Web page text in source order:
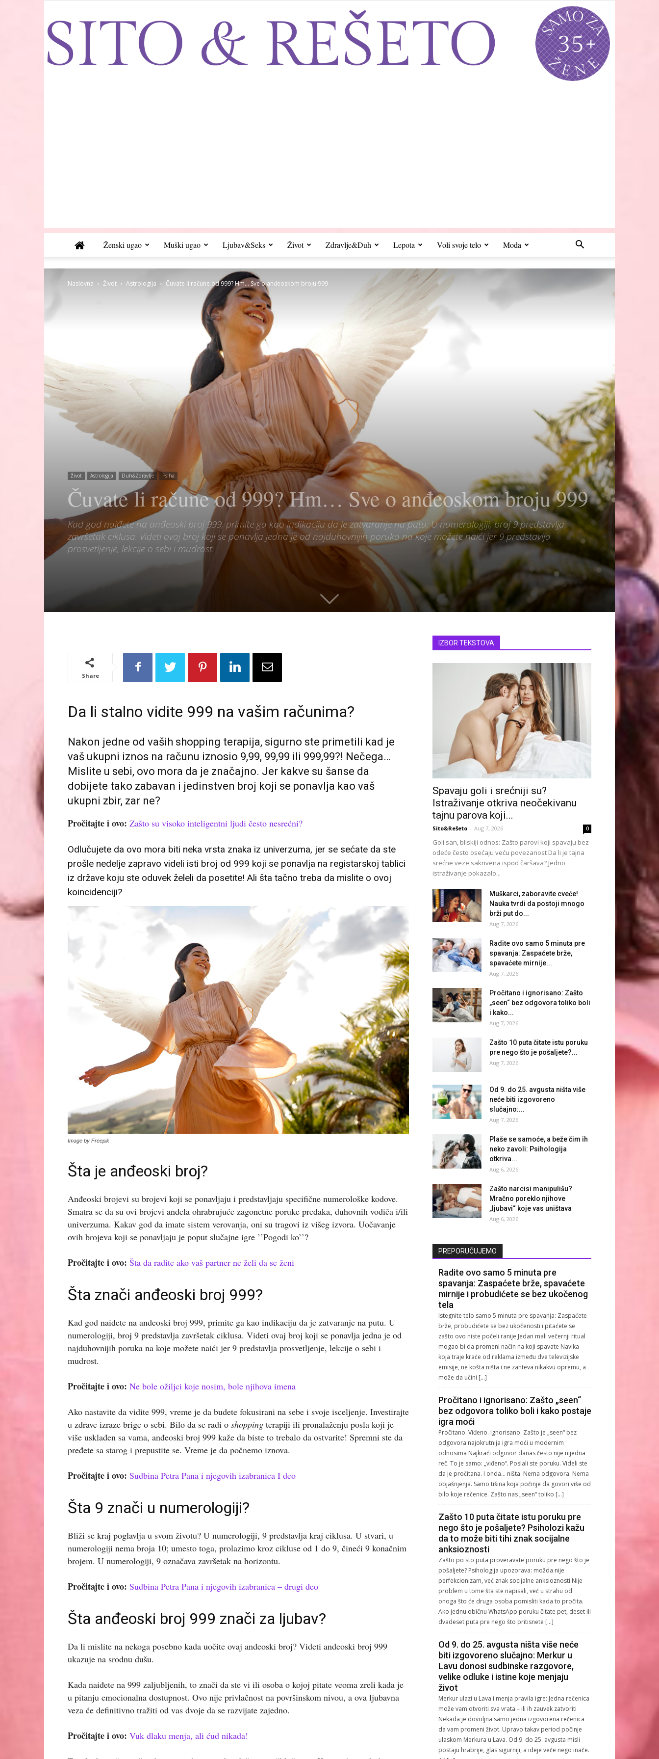
Ženski ugao Muški ugao Ljubav&Seks Život Zdravlje&Duh Lepota Voli svoje telo Moda
Naslovna Život Astrologija Čuvate li račune od 999? Hm… Sve o anđeoskom broju 999
Život Astrologija Duh&Zdravlje Psiha
Čuvate li račune od 999? Hm… Sve o anđeoskom broju 999
Kad god naiđete na anđeoski broj 999, primite ga kao indikaciju da je zatvaranje na putu. U numerologiji, broj 9 predstavlja
završetak ciklusa. Videti ovaj broj koji se ponavlja jedna je od najduhovnijih poruka na koje možete naići jer 9 predstavlja
prosvetljenje, lekcije o sebi i mudrost.
Share
Da li stalno vidite 999 na vašim računima?
Nakon jedne od vaših shopping terapija, sigurno ste primetili kad je
vaš ukupni iznos na računu iznosio 9,99, 99,99 ili 999,99?! Nečega…
Mislite u sebi, ovo mora da je značajno. Jer kakve su šanse da
dobijete tako zabavan i jedinstven broj koji se ponavlja kao vaš
ukupni zbir, zar ne?
Pročitajte i ovo: Zašto su visoko inteligentni ljudi često nesrećni?
Odlučujete da ovo mora biti neka vrsta znaka iz univerzuma, jer se sećate da ste
prošle nedelje zapravo videli isti broj od 999 koji se ponavlja na registarskoj tablici
iz države koju ste oduvek želeli da posetite! Ali šta tačno treba da mislite o ovoj
koincidenciji?
Image by Freepik
Šta je anđeoski broj?
Anđeoski brojevi su brojevi koji se ponavljaju i predstavljaju specifične numerološke kodove.
Smatra se da su ovi brojevi anđela ohrabrujuće zagonetne poruke predaka, duhovnih vodiča i/ili
univerzuma. Kakav god da imate sistem verovanja, oni su tragovi iz višeg izvora. Uočavanje
ovih brojeva koji se ponavljaju je poput slučajne igre ’’Pogodi ko’’?
Pročitajte i ovo: Šta da radite ako vaš partner ne želi da se ženi
Šta znači anđeoski broj 999?
Kad god naiđete na anđeoski broj 999, primite ga kao indikaciju da je zatvaranje na putu. U
numerologiji, broj 9 predstavlja završetak ciklusa. Videti ovaj broj koji se ponavlja jedna je od
najduhovnijih poruka na koje možete naići jer 9 predstavlja prosvetljenje, lekcije o sebi i
mudrost.
Pročitajte i ovo: Ne bole ožiljci koje nosim, bole njihova imena
Ako nastavite da vidite 999, vreme je da budete fokusirani na sebe i svoje isceljenje. Investirajte
u zdrave izraze brige o sebi. Bilo da se radi o shopping terapiji ili pronalaženju posla koji je
više usklađen sa vama, anđeoski broj 999 kaže da biste to trebalo da ostvarite! Spremni ste da
pređete sa starog i prepustite se. Vreme je da počnemo iznova.
Pročitajte i ovo: Sudbina Petra Pana i njegovih izabranica I deo
Šta 9 znači u numerologiji?
Bliži se kraj poglavlja u svom životu? U numerologiji, 9 predstavlja kraj ciklusa. U stvari, u
numerologiji nema broja 10; umesto toga, prolazimo kroz cikluse od 1 do 9, čineći 9 konačnim
brojem. U numerologiji, 9 označava završetak na horizontu.
Pročitajte i ovo: Sudbina Petra Pana i njegovih izabranica – drugi deo
Šta anđeoski broj 999 znači za ljubav?
Da li mislite na nekoga posebno kada uočite ovaj anđeoski broj? Videti anđeoski broj 999
ukazuje na srodnu dušu.
Kada naiđete na 999 zaljubljenih, to znači da ste vi ili osoba o kojoj pitate veoma zreli kada je
u pitanju emocionalna dostupnost. Ovo nije privlačnost na površinskom nivou, a ova ljubavna
veza će definitivno tražiti od vas dvoje da se razvijate zajedno.
Pročitajte i ovo: Vuk dlaku menja, ali ćud nikada!
IZBOR TEKSTOVA
Spavaju goli i srećniji su?
Istraživanje otkriva neočekivanu
tajnu parova koji...
Sito&Rešeto - Aug 7, 2026 0
Goli san, bliskiji odnos: Zašto parovi koji spavaju bez
odeće često osećaju veću povezanost Da li je tajna
srećne veze sakrivena ispod čaršava? Jedno
istraživanje pokazalo...
Muškarci, zaboravite cveće!
Nauka tvrdi da postoji mnogo
brži put do...
Aug 7, 2026
Radite ovo samo 5 minuta pre
spavanja: Zaspaćete brže,
spavaćete mirnije...
Aug 7, 2026
Pročitano i ignorisano: Zašto
„seen“ bez odgovora toliko boli
i kako...
Aug 7, 2026
Zašto 10 puta čitate istu poruku
pre nego što je pošaljete?...
Aug 7, 2026
Od 9. do 25. avgusta ništa više
neće biti izgovoreno
slučajno:...
Aug 7, 2026
Plaše se samoće, a beže čim ih
neko zavoli: Psihologija
otkriva...
Aug 6, 2026
Zašto narcisi manipulišu?
Mračno poreklo njihove
„ljubavi“ koje vas uništava
Aug 6, 2026
PREPORUČUJEMO
Radite ovo samo 5 minuta pre
spavanja: Zaspaćete brže, spavaćete
mirnije i probudićete se bez ukočenog
tela
Istegnite telo samo 5 minuta pre spavanja: Zaspaćete
brže, probudićete se bez ukočenosti i pitaćete se
zašto ovo niste počeli ranije Jedan mali večernji ritual
mogao bi da promeni način na koji spavate Navika
koja traje kraće od reklama između dve televizijske
emisije, ne košta ništa i ne zahteva nikakvu opremu, a
može da učini […]
Pročitano i ignorisano: Zašto „seen“
bez odgovora toliko boli i kako postaje
igra moći
Pročitano. Viđeno. Ignorisano. Zašto je „seen“ bez
odgovora najokrutnija igra moći u modernim
odnosima Najkraći odgovor danas često nije nijedna
reč. To je samo: „viđeno“. Poslali ste poruku. Videli ste
da je pročitana. I onda… ništa. Nema odgovora. Nema
objašnjenja. Samo tišina koja počinje da govori više od
bilo koje rečenice. Zašto nas „seen“ toliko […]
Zašto 10 puta čitate istu poruku pre
nego što je pošaljete? Psiholozi kažu
da to može biti tihi znak socijalne
anksioznosti
Zašto po sto puta proveravate poruku pre nego što je
pošaljete? Psihologija upozorava: možda nije
perfekcionizam, već znak socijalne anksioznosti Nije
problem u tome šta ste napisali, već u strahu od
onoga što će druga osoba pomisliti kada to pročita.
Ako jednu običnu WhatsApp poruku čitate pet, deset ili
dvadeset puta pre nego što pritisnete […]
Od 9. do 25. avgusta ništa više neće
biti izgovoreno slučajno: Merkur u
Lavu donosi sudbinske razgovore,
velike odluke i istine koje menjaju
život
Merkur ulazi u Lava i menja pravila igre: Jedna rečenica
može vam otvoriti sva vrata – ili ih zauvek zatvoriti
Nekada je dovoljna samo jedna izgovorena rečenica
da vam promeni život. Upravo takav period počinje
ulaskom Merkura u Lava. Od 9. do 25. avgusta misli
postaju hrabrije, glas sigurniji, a ideje veće nego inače.